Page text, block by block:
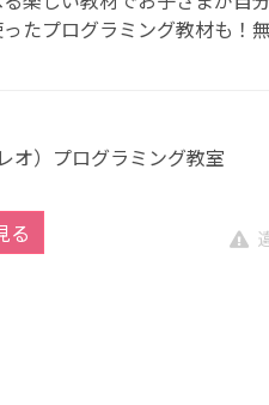
たプログラミング教材も！
オ）プログラミング教室
る